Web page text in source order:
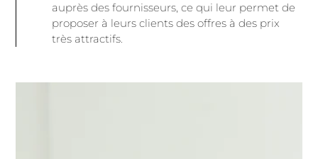
auprès des fournisseurs, ce qui leur permet de
proposer à leurs clients des offres à des prix
très attractifs.